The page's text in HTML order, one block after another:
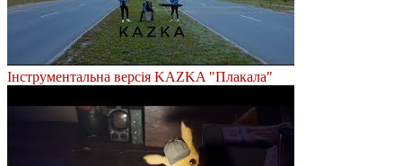
Інструментальна версія KAZKA "Плакала"